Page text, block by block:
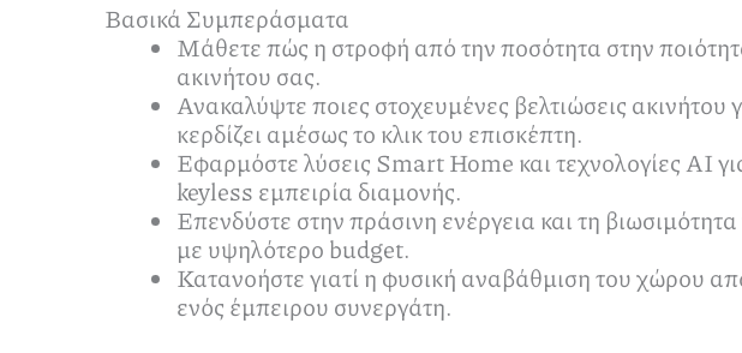
Βασικά Συμπεράσματα
Μάθετε πώς η στροφή από την ποσότητα στην
ακινήτου σας.
Ανακαλύψτε ποιες στοχευμένες βελτιώσεις
κερδίζει αμέσως το κλικ του επισκέπτη.
Εφαρμόστε λύσεις Smart Home και τεχνολογίες ΑΙ
keyless εμπειρία διαμονής.
Επενδύστε στην πράσινη ενέργεια και τη
με υψηλότερο budget.
Κατανοήστε γιατί η φυσική αναβάθμιση του χώρου
ενός έμπειρου συνεργάτη.